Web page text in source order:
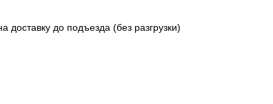
доставку до подъезда (без разгрузки)